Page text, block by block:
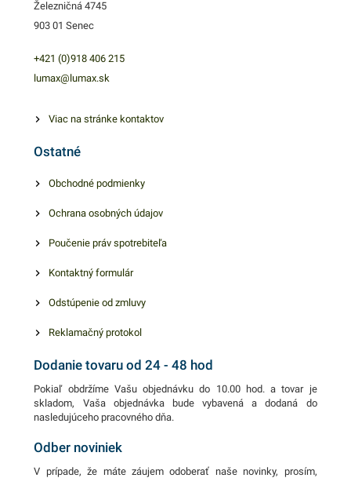
nájdete ďalšie podobné
produkty, ktoré vás zaručene
Železničná 4745
903 01 Senec
+421 (0)918 406 215
lumax@lumax.sk
Viac na stránke kontaktov
Ostatné
Obchodné podmienky
Ochrana osobných údajov
Poučenie práv spotrebiteľa
Kontaktný formulár
Odstúpenie od zmluvy
Reklamačný protokol
Dodanie tovaru od 24 - 48 hod
Pokiaľ obdržíme Vašu objednávku do 10.00 hod. a tovar je
skladom, Vaša objednávka bude vybavená a dodaná do
nasledujúceho pracovného dňa.
Odber noviniek
V prípade, že máte záujem odoberať naše novinky, prosím,